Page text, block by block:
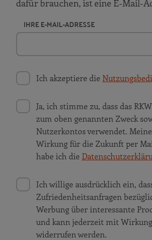
dafür brauchen, ist eine E-Mail-
IHRE E-MAIL-ADRESSE
Ich akzeptiere die
Ja, ich stimme zu, dass das
zum oben genannten Zweck
Nutzerkontos verwendet.
Wirkung für die Zukunft per
habe ich die
Ich willige ausdrücklich ein,
Zufriedenheitsanfragen
Werbung über interessante
und kann jederzeit mit
widerrufen werden.